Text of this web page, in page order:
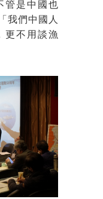
管是中國也
我們中國人
更不用談漁